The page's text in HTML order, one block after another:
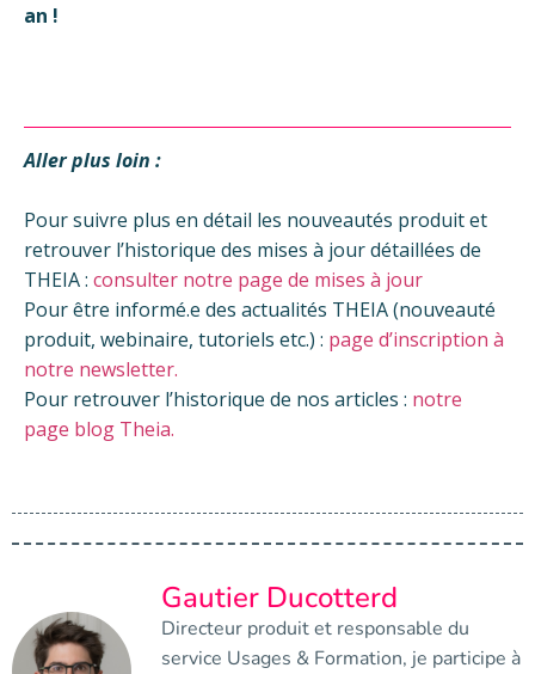
an !
Aller plus loin :
Pour suivre plus en détail les nouveautés produit et
retrouver l’historique des mises à jour détaillées de
THEIA : consulter notre page de mises à jour
Pour être informé.e des actualités THEIA (nouveauté
produit, webinaire, tutoriels etc.) : page d’inscription à
notre newsletter.
Pour retrouver l’historique de nos articles : notre
page blog Theia.
Gautier Ducotterd
Directeur produit et responsable du
service Usages & Formation, je participe à